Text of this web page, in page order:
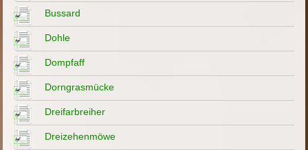
Bussard
Dohle
Dompfaff
Dorngrasmücke
Dreifarbreiher
Dreizehenmöwe